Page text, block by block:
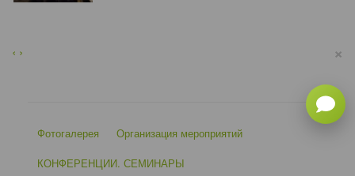
‹ › ×
Фотогалерея
Организация мероприятий
КОНФЕРЕНЦИИ. СЕМИНАРЫ